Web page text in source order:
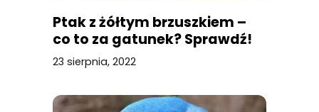
Ptak z żółtym brzuszkiem –
co to za gatunek? Sprawdź!
23 sierpnia, 2022